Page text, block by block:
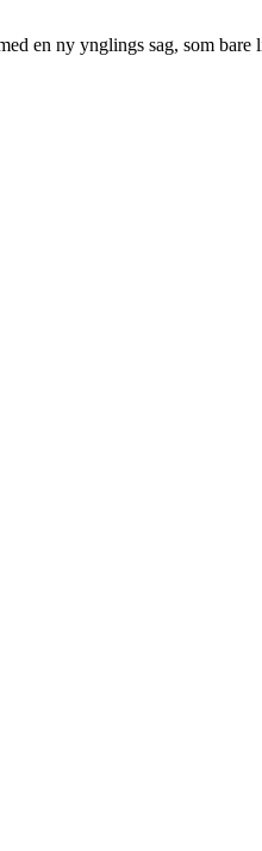
en ny ynglings sag, som